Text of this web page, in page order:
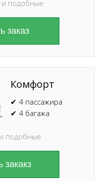
заказ
и подобные
Комфорт
подобные
✔ 4 пассажира
✔ 4 багажа